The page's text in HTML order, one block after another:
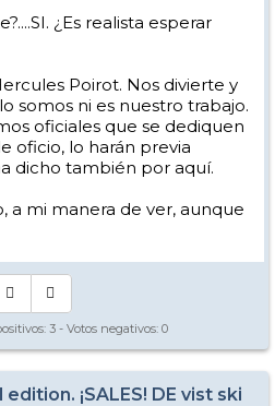
¿Es realista esperar
Poirot. Nos divierte y
somos ni es nuestro trabajo.
oficiales que se dediquen
oficio, lo harán previa
dicho también por aquí.
a mi manera de ver, aunque
3 - Votos negativos: 0
¡SALES! DE vist ski